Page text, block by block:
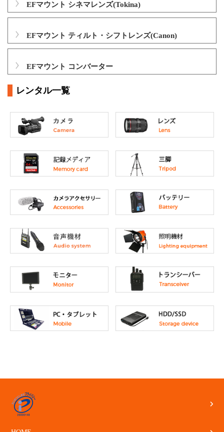
EFマウント シネマレンズ(Tokina)
EFマウント ティルト・シフトレンズ(Canon)
EFマウント コンバーター
レンタル一覧